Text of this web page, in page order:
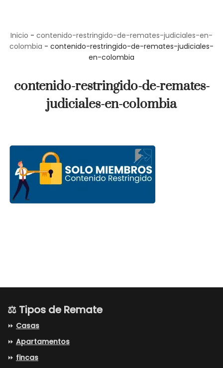
al
contenido
Inicio - contenido-restringido-de-remates-judiciales-en-
colombia - contenido-restringido-de-remates-judiciales-
en-colombia
contenido-restringido-de-remates-
judiciales-en-colombia
⚖️ Tipos de Remate
⏩ Casas
⏩ Apartamentos
⏩ fincas